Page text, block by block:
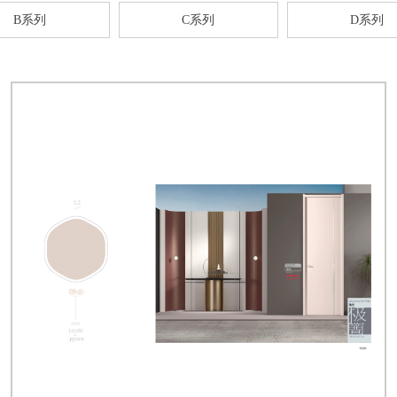
B系列 C系列 D系列